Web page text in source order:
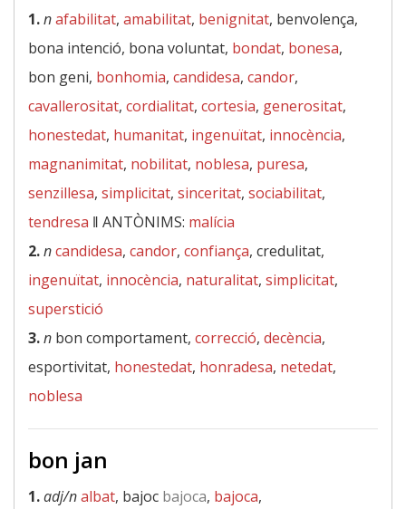
1.nafabilitat, amabilitat, benignitat, benvolença,
bona intenció, bona voluntat, bondat, bonesa,
bon geni, bonhomia, candidesa, candor,
cavallerositat, cordialitat, cortesia, generositat,
honestedat, humanitat, ingenuïtat, innocència,
magnanimitat, nobilitat, noblesa, puresa,
senzillesa, simplicitat, sinceritat, sociabilitat,
tendresa ‖ ANTÒNIMS: malícia
2.ncandidesa, candor, confiança, credulitat,
ingenuïtat, innocència, naturalitat, simplicitat,
superstició
3.n bon comportament, correcció, decència,
esportivitat, honestedat, honradesa, netedat,
noblesa
bon jan
1.adj/nalbat, bajoc bajoca, bajoca,